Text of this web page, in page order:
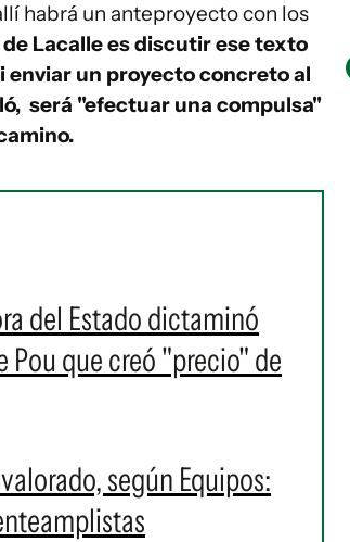
habrá un anteproyecto con los
Lacalle es discutir ese texto
enviar un proyecto concreto al
será "efectuar una compulsa"
del Estado dictaminó
Pou que creó "precio" de
según Equipos: